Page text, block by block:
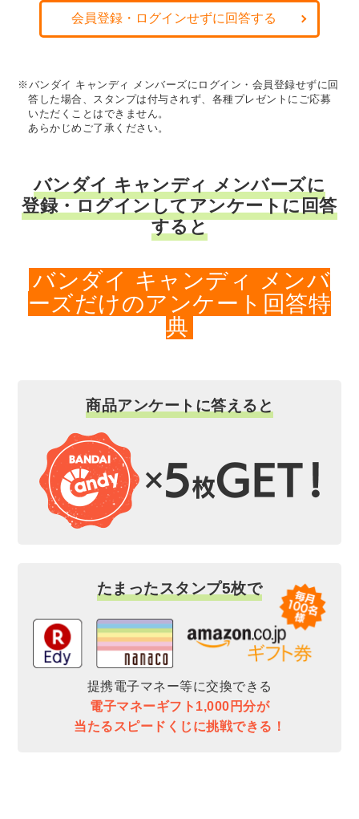
会員登録・ログインせずに回答する
※バンダイ キャンディ メンバーズにログイン・会員登録せずに回
答した場合、スタンプは付与されず、各種プレゼントにご応募
いただくことはできません。
あらかじめご了承ください。
バンダイ キャンディ メンバーズに
登録・ログインしてアンケートに回答
すると
バンダイ キャンディ メンバ
ーズだけのアンケート回答特
典
商品アンケートに答えると
たまったスタンプ5枚で
提携電子マネー等に交換できる
電子マネーギフト1,000円分が
当たるスピードくじに挑戦できる！